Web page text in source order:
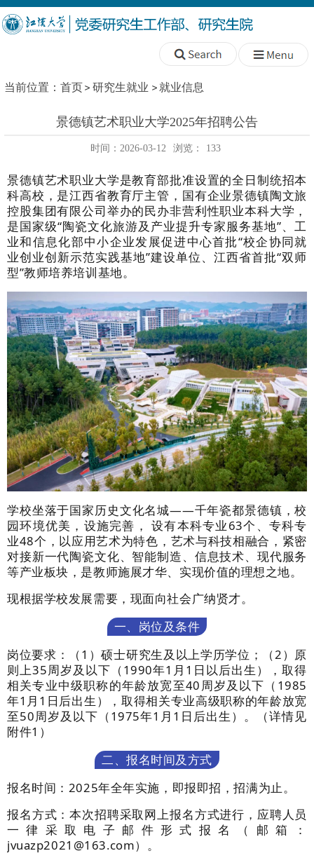
当前位置： 首页 研究生就业 就业信息
景德镇艺术职业大学2025年招聘公告
时间：2026-03-12 浏览： 133
景德镇艺术职业大学是教育部批准设置的全日制统招本
科高校，是江西省教育厅主管，国有企业景德镇陶文旅
控股集团有限公司举办的民办非营利性职业本科大学，
是国家级“陶瓷文化旅游及产业提升专家服务基地”、工
业和信息化部中小企业发展促进中心首批“校企协同就
业创业创新示范实践基地”建设单位、江西省首批“双师
型”教师培养培训基地。
学校坐落于国家历史文化名城——千年瓷都景德镇，校
园环境优美，设施完善，设有本科专业63个、专科专
业48个， 以应用艺术为特色，艺术与科技相融合，紧密
对接新一代陶瓷文化、智能制造、信息技术、现代服务
等产业板块，是教师施展才华、实现价值的理想之地。
现根据学校发展需要，现面向社会广纳贤才。
一、岗位及条件
岗位要求：（1 ）硕士研究生及以上学历学位；（2）原
则上35周岁及以下（1990年1 月 1 日以后出生），取得
相关专业中级职称的年龄放宽至40 周岁及以下（ 1985
年1 月 1 日后出生），取得相关专业高级职称的年龄放宽
至50周岁及以下（1975年1 月 1 日后出生）。（详情见
附件1 ）
二、报名时间及方式
报名时间： 2025年全年实施， 即报即招，招满为止。
报名方式：本次招聘采取网上报名方式进行，应聘人员
一律采取电子邮件形式报名（邮箱：
jvuazp2021@163.com）。